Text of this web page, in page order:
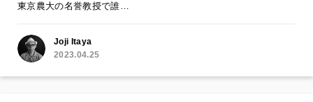
東京農大の名誉教授で誰…
Joji Itaya
2023.04.25